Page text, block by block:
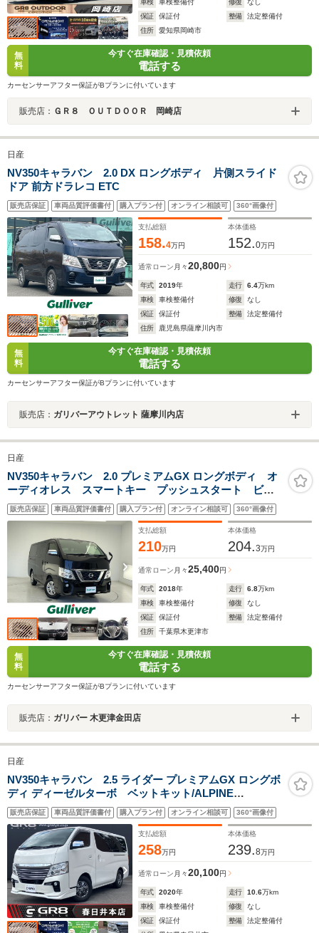
車検
車検整備付 修復
なし
保証
保証付 整備
法定整備付
住所
愛知県岡崎市
無
料
今すぐ在庫確認・見積依頼
電話する
カーセンサーアフター保証がBプランに付いています
販売店： ＧＲ８ ＯＵＴＤＯＯＲ 岡崎店
日産
NV350キャラバン 2.0 DX ロングボディ 片側スライド
ドア 前方ドラレコ ETC
販売店保証 車両品質評価書付 購入プラン付 オンライン相談可 360°画像付
支払総額
158.4万円
本体価格
152.0万円
通常ローン 月々20,800円
年式 2019年 走行 6.4万km
車検
車検整備付 修復
なし
保証
保証付 整備
法定整備付
住所
鹿児島県薩摩川内市
無
料
今すぐ在庫確認・見積依頼
電話する
カーセンサーアフター保証がBプランに付いています
販売店： ガリバーアウトレット 薩摩川内店
日産
NV350キャラバン 2.0 プレミアムGX ロングボディ オ
ーディオレス スマートキー プッシュスタート ビル
トインETC 電動格納ミラー パワーウィンドウ 衝突
被害軽減システム 横滑り防止装置 SNOWモード オ
ートライト LEDライト 純正フロアマット
販売店保証 車両品質評価書付 購入プラン付 オンライン相談可 360°画像付
支払総額
210万円
本体価格
204.3万円
通常ローン 月々25,400円
年式 2018年 走行 6.8万km
車検
車検整備付 修復
なし
保証
保証付 整備
法定整備付
住所
千葉県木更津市
無
料
今すぐ在庫確認・見積依頼
電話する
カーセンサーアフター保証がBプランに付いています
販売店： ガリバー 木更津金田店
日産
NV350キャラバン 2.5 ライダー プレミアムGX ロングボ
ディ ディーゼルターボ ベットキット/ALPINE
BIGX/Bluetooth/バックカメラ/アラウンドビューモニタ
ー/フリップダウンモニター/ETC/LEDヘッドライト/イン
テリジェントキー/ウインカードアミラー/ドライブレコー
ダー/車中泊
販売店保証 車両品質評価書付 購入プラン付 オンライン相談可 360°画像付
支払総額
258万円
本体価格
239.8万円
通常ローン 月々20,100円
年式 2020年 走行 10.6万km
車検
車検整備付 修復
なし
保証
保証付 整備
法定整備付